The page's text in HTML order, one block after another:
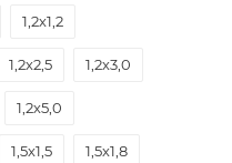
1,2х1,2
1,2х2,5 1,2х3,0
1,2х5,0
1,5х1,5 1,5х1,8